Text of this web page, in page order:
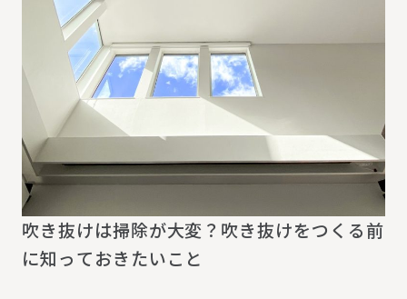
吹き抜けは掃除が大変？吹き抜けをつくる前
に知っておきたいこと